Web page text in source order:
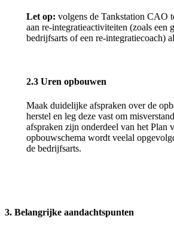
Let op: volgens de Tankstation CAO
aan re-integratieactiviteiten (zoals een
bedrijfsarts of een re-integratiecoach)
2.3 Uren opbouwen
Maak duidelijke afspraken over de
herstel en leg deze vast om
afspraken zijn onderdeel van het Plan
opbouwschema wordt veelal
de bedrijfsarts.
3. Belangrijke aandachtspunten